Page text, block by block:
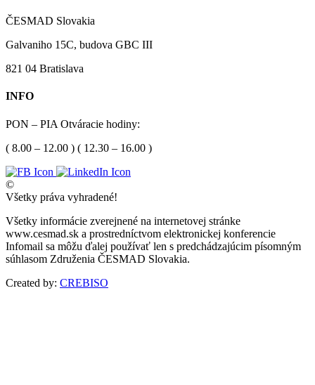
ČESMAD Slovakia
Galvaniho 15C, budova GBC III
821 04 Bratislava
INFO
PON – PIA Otváracie hodiny:
( 8.00 – 12.00 ) ( 12.30 – 16.00 )
©
Všetky práva vyhradené!
Všetky informácie zverejnené na internetovej stránke
www.cesmad.sk a prostredníctvom elektronickej konferencie
Infomail sa môžu ďalej používať len s predchádzajúcim písomným
súhlasom Združenia ČESMAD Slovakia.
Created by: CREBISO